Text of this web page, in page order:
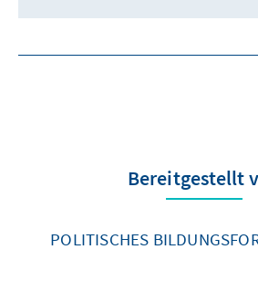
Bereitgestellt
POLITISCHES